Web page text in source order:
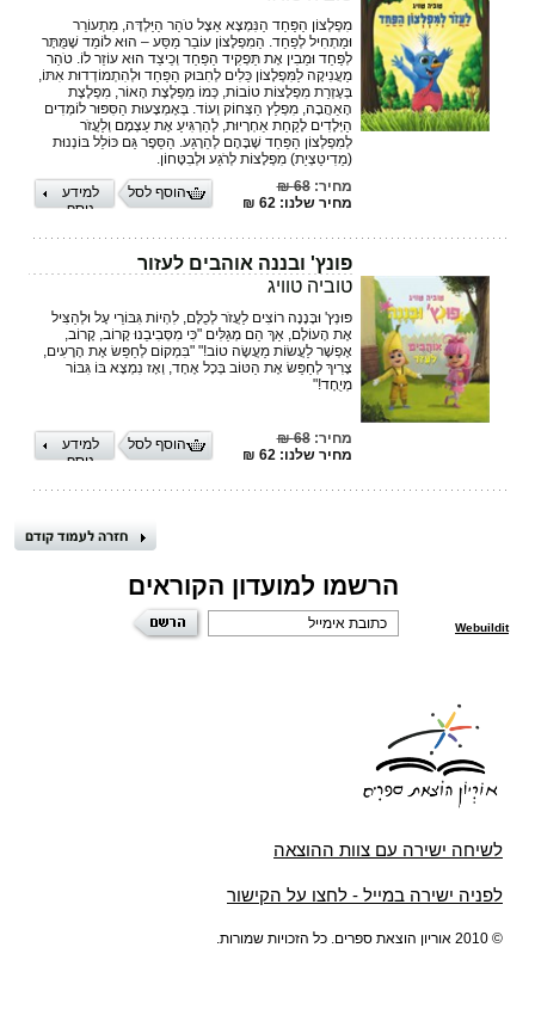
מִפְלְצוֹן הַפַּחַד הַנִּמְצָא אֵצֶל טֹהַר הַיַּלְדָּה, מִתְעוֹרֵר
וּמַתְחִיל לְפַחֵד. הַמִפְלָצוֹן עוֹבֵר מַסַּע – הוּא לוֹמֵד שֶׁמֻּתָּר
לְפַחֵד וּמֵבִין אֶת תַּפְקִיד הַפַּחַד וְכֵיצַד הוּא עוֹזֵר לוֹ. טֹהַר
מַעֲנִיקָה לַמִּפְלָצוֹן כֵּלִים לְחִבּוּק הַפַּחַד וּלְהִתְמוֹדְדוּת אִתּוֹ,
בְּעֶזְרַת מִפְלָצוֹת טוֹבוֹת, כְּמוֹ מִפְלֶצֶת הָאוֹר, מִפְלֶצֶת
הָאַהֲבָה, מִפְלַץ הַצְּחוֹק וְעוֹד. בְּאֶמְצָעוּת הַסִּפּוּר לוֹמְדִים
הַיְּלָדִים לָקַחַת אַחְרָיוּת, לְהַרְגִּיעַ אֶת עַצְמָם וְלַעֲזֹר
לְמִפְלְצוֹן הַפַּחַד שֶׁבָּהֶם לְהֵרָגַע. הַסֵּפֶר גַּם כּוֹלֵל בּוֹנְנוּת
(מֵדִיטַצְיַת) מִפְלָצוֹת לְרֹגַע וּלְבִטָּחוֹן.
מחיר:68 ₪
מחיר שלנו: 62 ₪
למידע
נוסף
הוסף לסל
פונץ' ובננה אוהבים לעזור
טוביה טוויג
פּוּנְץ' וּבָּנָנָה רוֹצִים לַעֲזֹר לְכֻלָּם, לִהְיוֹת גִּבּוֹרֵי עָל וּלְהַצִּיל
אֶת הָעוֹלָם, אַךְ הֵם מְגַלִּים "כִּי מִסְּבִיבֵנוּ קָרוֹב, קָרוֹב,
אֶפְשָׁר לַעֲשׂוֹת מַעֲשֶׂה טוֹב!" "בִּמְקוֹם לְחַפֵּשׂ אֶת הָרָעִים,
צָרִיךְ לְחַפֵּשׂ אֶת הַטּוֹב בְּכָל אֶחָד, וְאָז נִמְצָא בּוֹ גִּבּוֹר
מְיֻחָד!"
מחיר:68 ₪
מחיר שלנו: 62 ₪
למידע
נוסף
הוסף לסל
הרשמו למועדון הקוראים
לשיחה ישירה עם צוות ההוצאה
לפניה ישירה במייל - לחצו על הקישור
© 2010 אוריון הוצאת ספרים. כל הזכויות שמורות.
Webuildit